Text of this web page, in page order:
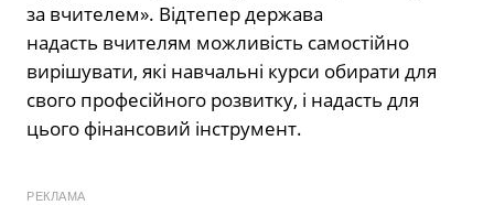
за вчителем». Відтепер держава
надасть вчителям можливість самостійно
вирішувати, які навчальні курси обирати для
свого професійного розвитку, і надасть для
цього фінансовий інструмент.
РЕКЛАМА